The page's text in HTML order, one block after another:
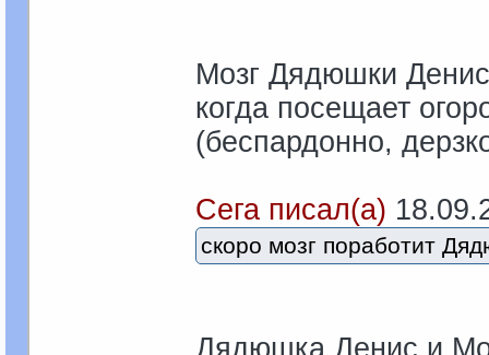
Мозг Дядюшки
когда посещает
(беспардонно,
Сега писал(а)
скоро мозг поработит
Дядюшка Денис и